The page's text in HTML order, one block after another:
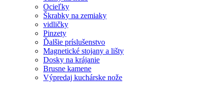
Ocieľky
Škrabky na zemiaky
vidličky
Pinzety
Ďalšie príslušenstvo
Magnetické stojany a lišty
Dosky na krájanie
Brusne kamene
Výpredaj kuchárske nože